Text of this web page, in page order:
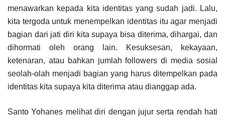
menawarkan kepada kita identitas yang sudah jadi. Lalu,
kita tergoda untuk menempelkan identitas itu agar menjadi
bagian dari jati diri kita supaya bisa diterima, dihargai, dan
dihormati oleh orang lain. Kesuksesan, kekayaan,
ketenaran, atau bahkan jumlah followers di media sosial
seolah-olah menjadi bagian yang harus ditempelkan pada
identitas kita supaya kita diterima atau dianggap ada.
Santo Yohanes melihat diri dengan jujur serta rendah hati